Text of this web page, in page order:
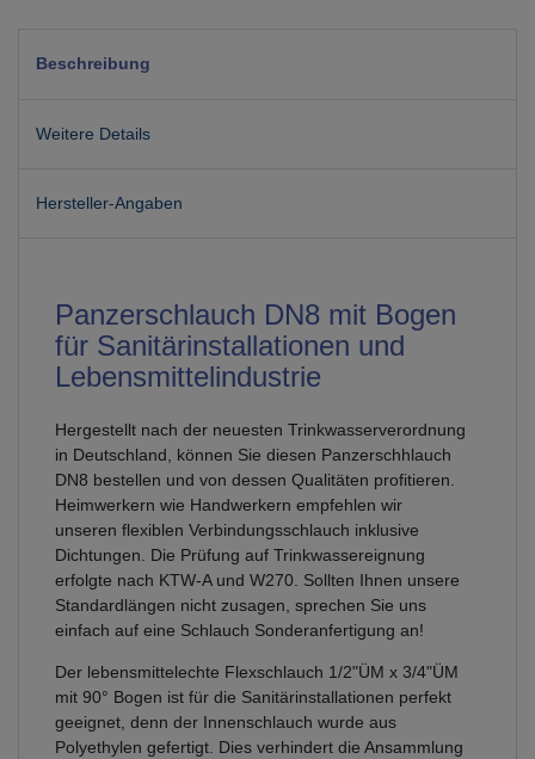
Beschreibung
Weitere Details
Hersteller-Angaben
Panzerschlauch DN8 mit Bogen
für Sanitärinstallationen und
Lebensmittelindustrie
Hergestellt nach der neuesten Trinkwasserverordnung
in Deutschland, können Sie diesen Panzerschhlauch
DN8 bestellen und von dessen Qualitäten profitieren.
Heimwerkern wie Handwerkern empfehlen wir
unseren flexiblen Verbindungsschlauch inklusive
Dichtungen. Die Prüfung auf Trinkwassereignung
erfolgte nach KTW-A und W270. Sollten Ihnen unsere
Standardlängen nicht zusagen, sprechen Sie uns
einfach auf eine Schlauch Sonderanfertigung an!
Der lebensmittelechte Flexschlauch 1/2"ÜM x 3/4"ÜM
mit 90° Bogen ist für die Sanitärinstallationen perfekt
geeignet, denn der Innenschlauch wurde aus
Polyethylen gefertigt. Dies verhindert die Ansammlung